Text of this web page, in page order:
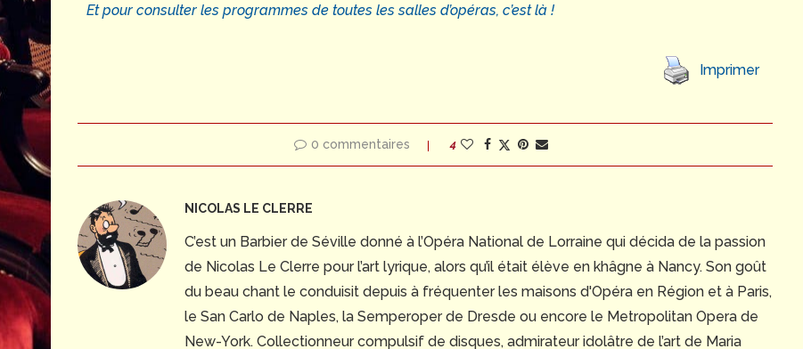
Et pour consulter les programmes de toutes les salles d’opéras, c’est là !
Imprimer
0 commentaires 4
NICOLAS LE CLERRE
C’est un Barbier de Séville donné à l’Opéra National de Lorraine qui décida de la passion
de Nicolas Le Clerre pour l’art lyrique, alors qu’il était élève en khâgne à Nancy. Son goût
du beau chant le conduisit depuis à fréquenter les maisons d'Opéra en Région et à Paris,
le San Carlo de Naples, la Semperoper de Dresde ou encore le Metropolitan Opera de
New-York. Collectionneur compulsif de disques, admirateur idolâtre de l’art de Maria